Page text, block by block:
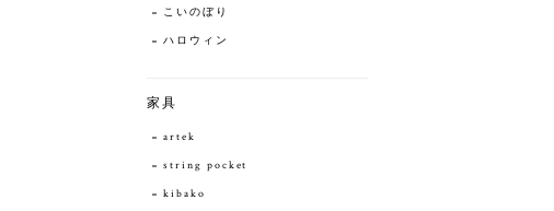
こいのぼり
ハロウィン
家具
artek
string pocket
kibako